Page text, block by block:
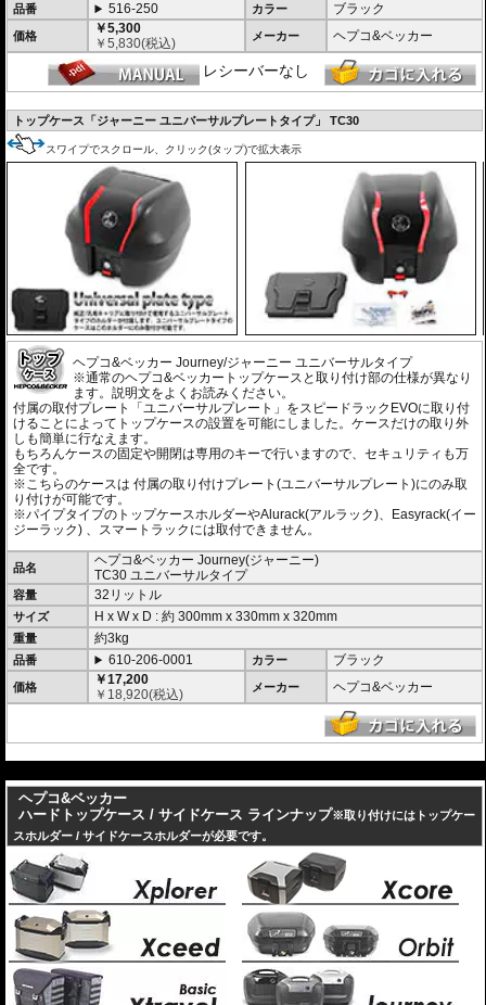
品番 516-250 カラー ブラック
価格
￥5,300
￥5,830(税込) メーカー ヘプコ&ベッカー
レシーバーなし
トップケース「ジャーニー ユニバーサルプレートタイプ」 TC30
スワイプでスクロール、クリック(タップ)で拡大表示
ヘプコ&ベッカー Journey/ジャーニー ユニバーサルタイプ
※通常のヘプコ&ベッカートップケースと取り付け部の仕様が異なり
ます。説明文をよくお読みください。
付属の取付プレート「ユニバーサルプレート」をスピードラックEVOに取り付
けることによってトップケースの設置を可能にしました。ケースだけの取り外
しも簡単に行なえます。
もちろんケースの固定や開閉は専用のキーで行いますので、セキュリティも万
全です。
※こちらのケースは 付属の取り付けプレート(ユニバーサルプレート)にのみ取
り付けが可能です。
※パイプタイプのトップケースホルダーやAlurack(アルラック)、Easyrack(イー
ジーラック) 、スマートラックには取付できません。
品名
ヘプコ&ベッカー Journey(ジャーニー)
TC30 ユニバーサルタイプ
容量 32リットル
サイズ H x W x D : 約300mm x330mm x320mm
重量 約3kg
品番 610-206-0001 カラー ブラック
価格
￥17,200
￥ 18,920(税込) メーカー ヘプコ&ベッカー
ヘプコ&ベッカー
ハードトップケース / サイドケース ラインナップ※取り付けにはトップケー
スホルダー / サイドケースホルダーが必要です。